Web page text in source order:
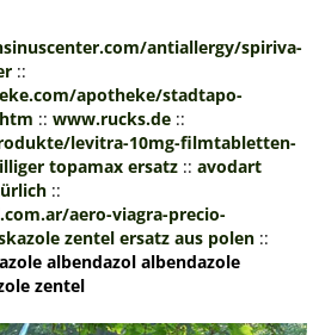
antiallergy/spiriva-
::
apotheke/stadtapo-
:: www.rucks.de ::
levitra-10mg-filmtabletten-
topamax ersatz :: avodart
::
aero-viagra-precio-
zentel ersatz aus polen ::
albendazol albendazole
zentel